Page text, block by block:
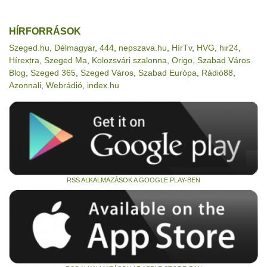
HÍRFORRÁSOK
Szeged.hu Délmagyar, 444 nepszava.hu HírTv, HVG hir24
Hírextra Szeged Ma Kolozsvári szalonna Origo Szabad Város
Blog Szeged 365 Szeged Város Szabad Európa Rádió88
Azonnali Webrádió index.hu
RSS ALKALMAZÁSOK A GOOGLE PLAY-BEN